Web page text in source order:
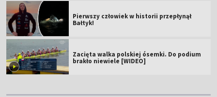
Pierwszy człowiek w historii przepłynął
Bałtyk!
Zacięta walka polskiej ósemki. Do podium
brakło niewiele [WIDEO]